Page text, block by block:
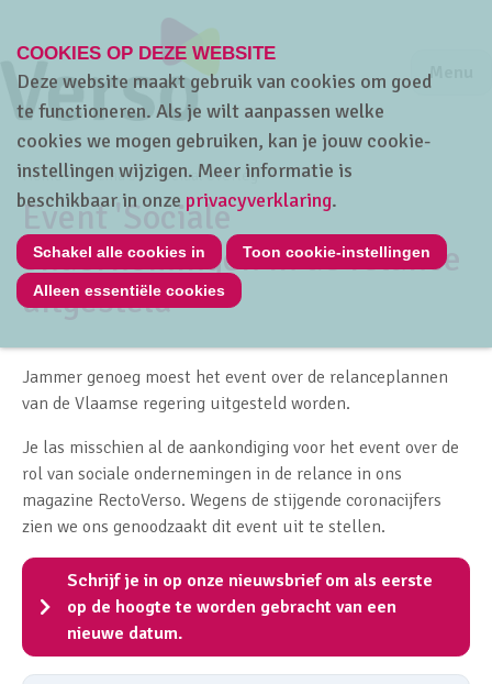
Jump
Menu
Home Thema's Sociaal overleg
Event 'Sociale
ondernemingen in de relance
uitgesteld'
Jammer genoeg moest het event over de relanceplannen
van de Vlaamse regering uitgesteld worden.
Je las misschien al de aankondiging voor het event over de
rol van sociale ondernemingen in de relance in ons
magazine RectoVerso. Wegens de stijgende coronacijfers
zien we ons genoodzaakt dit event uit te stellen.
Schrijf je in op onze nieuwsbrief om als eerste
op de hoogte te worden gebracht van een
nieuwe datum.
COOKIES OP DEZE WEBSITE
Deze website maakt gebruik van cookies om goed
te functioneren. Als je wilt aanpassen welke
cookies we mogen gebruiken, kan je jouw cookie-
instellingen wijzigen. Meer informatie is
beschikbaar in onzeprivacyverklaring.
Schakel alle cookies in Toon cookie-instellingen
Alleen essentiële cookies